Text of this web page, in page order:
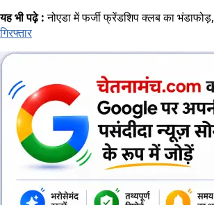
यह भी पढ़े :नोएडा में फर्जी फ्रेंडशिप क्लब का भंडाफोड़,
गिरफ्तार